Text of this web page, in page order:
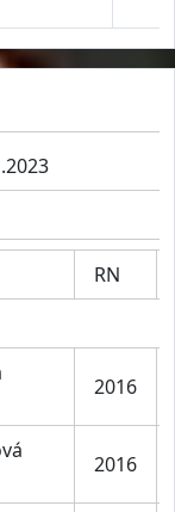
RN
2016
2016